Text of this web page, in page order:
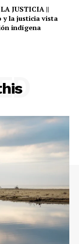
JUSTICIA ||
y la justicia vista
indígena